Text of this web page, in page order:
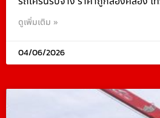
ดูเพิ่มเติม »
04/06/2026